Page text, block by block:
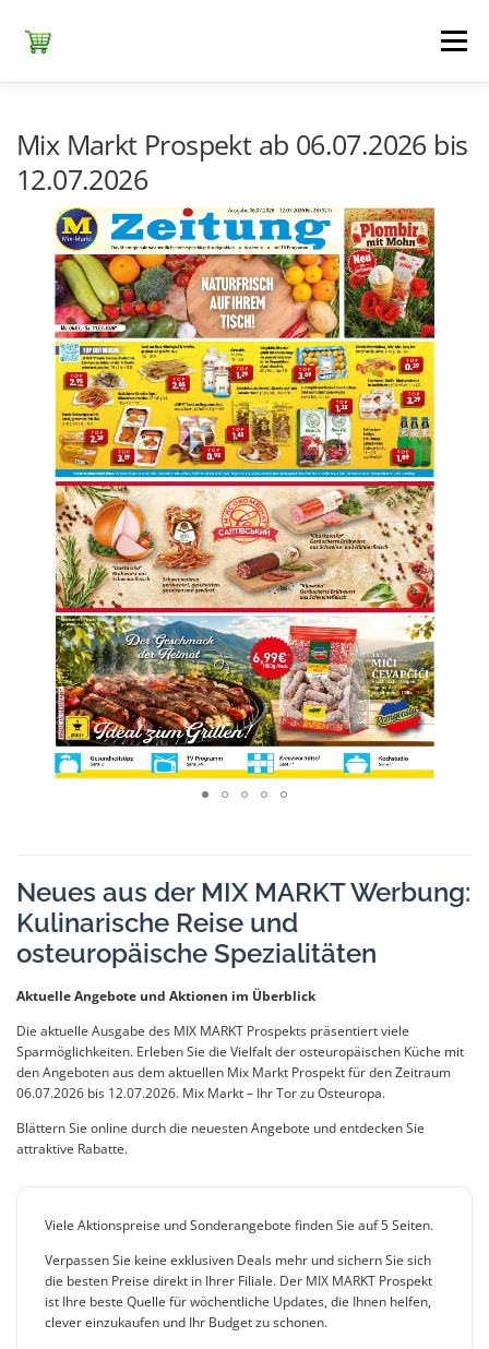
Inhalt
springen
Menü
LIDL NETTO DISCOUNT NORMA REWE
+ ALLE
Mix Markt Prospekt ab 06.07.2026 bis
12.07.2026
Neues aus der MIX MARKT Werbung:
Kulinarische Reise und
osteuropäische Spezialitäten
Aktuelle Angebote und Aktionen im Überblick
Die aktuelle Ausgabe des MIX MARKT Prospekts präsentiert viele
Sparmöglichkeiten. Erleben Sie die Vielfalt der osteuropäischen Küche mit
den Angeboten aus dem aktuellen Mix Markt Prospekt für den Zeitraum
06.07.2026 bis 12.07.2026. Mix Markt – Ihr Tor zu Osteuropa.
Blättern Sie online durch die neuesten Angebote und entdecken Sie
attraktive Rabatte.
Viele Aktionspreise und Sonderangebote finden Sie auf 5 Seiten.
Verpassen Sie keine exklusiven Deals mehr und sichern Sie sich
die besten Preise direkt in Ihrer Filiale. Der MIX MARKT Prospekt
ist Ihre beste Quelle für wöchentliche Updates, die Ihnen helfen,
clever einzukaufen und Ihr Budget zu schonen.